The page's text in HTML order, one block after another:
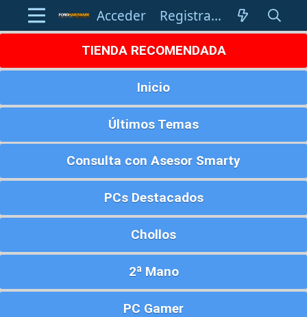
Acceder Registrarse
TIENDA RECOMENDADA
Inicio
Últimos Temas
Consulta con Asesor Smarty
PCs Destacados
Chollos
2ª Mano
PC Gamer